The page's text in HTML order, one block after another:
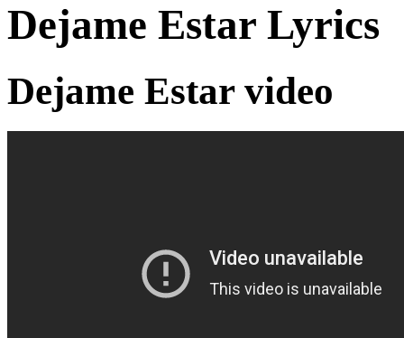
Dejame Estar Lyrics
Dejame Estar video